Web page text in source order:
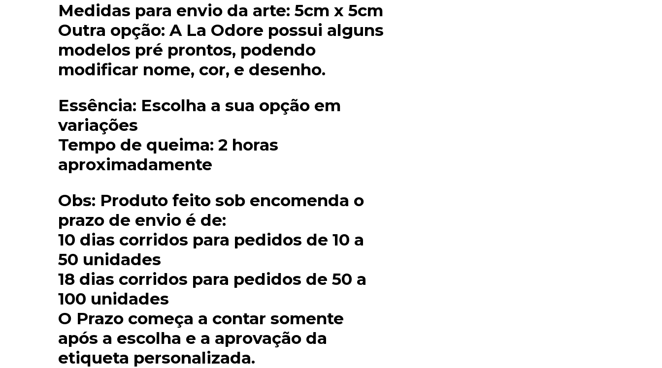
Medidas para envio da arte: 5cm x 5cm
Outra opção: A La Odore possui alguns
modelos pré prontos, podendo
modificar nome, cor, e desenho.
Essência: Escolha a sua opção em
variações
Tempo de queima: 2 horas
aproximadamente
Obs: Produto feito sob encomenda o
prazo de envio é de:
10 dias corridos para pedidos de 10 a
50 unidades
18 dias corridos para pedidos de 50 a
100 unidades
O Prazo começa a contar somente
após a escolha e a aprovação da
etiqueta personalizada.